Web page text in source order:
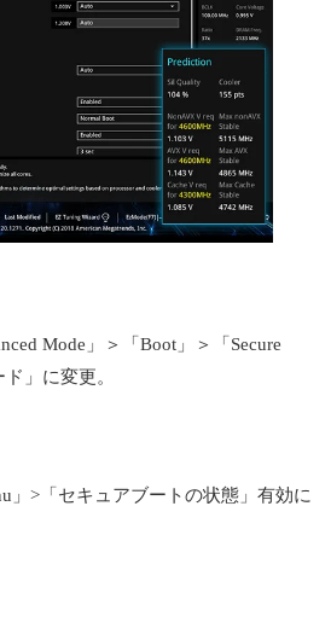
Mode」＞「Boot」＞「Secure
」に変更。
」>「セキュアブートの状態」有効に